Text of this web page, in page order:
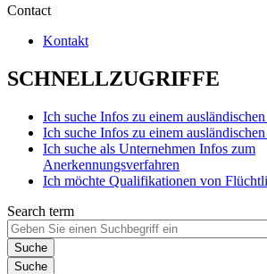
Contact
Kontakt
SCHNELLZUGRIFFE
Ich suche Infos zu einem
Ich suche Infos zu einem
Ich suche als Unternehmen Infos zum
Anerkennungsverfahren
Ich möchte Qualifikationen von
Search term
Suche